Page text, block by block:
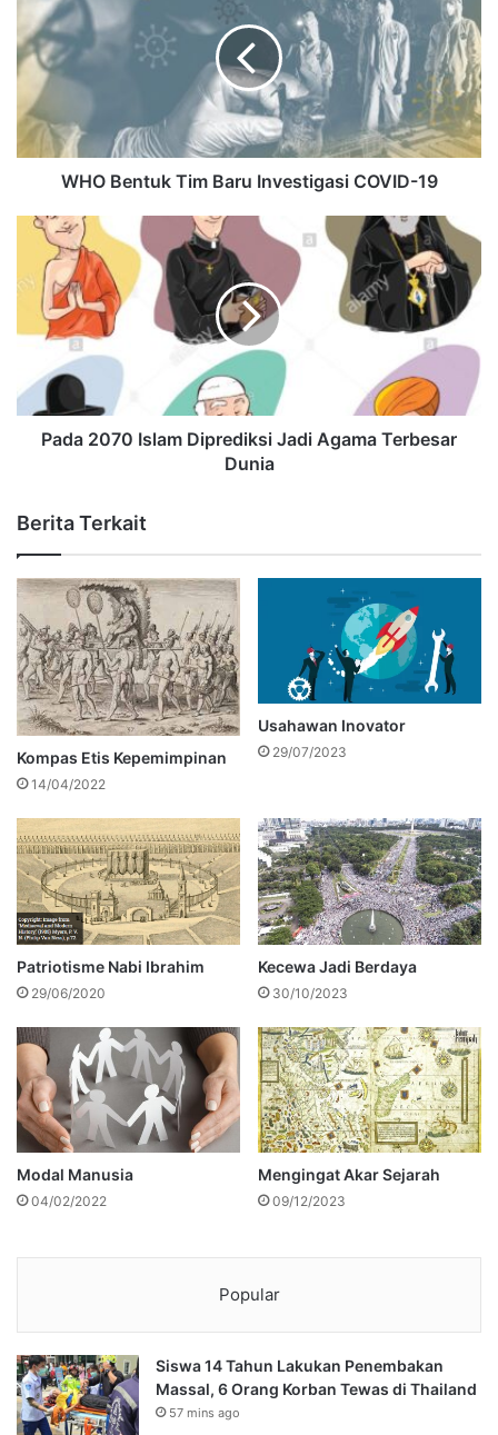
WHO Bentuk Tim Baru Investigasi COVID-19
Pada 2070 Islam Diprediksi Jadi Agama Terbesar
Dunia
Berita Terkait
Kompas Etis Kepemimpinan
14/04/2022
Usahawan Inovator
29/07/2023
Patriotisme Nabi Ibrahim
29/06/2020
Kecewa Jadi Berdaya
30/10/2023
Modal Manusia
04/02/2022
Mengingat Akar Sejarah
09/12/2023
Popular
Siswa 14 Tahun Lakukan Penembakan
Massal, 6 Orang Korban Tewas di Thailand
57 mins ago